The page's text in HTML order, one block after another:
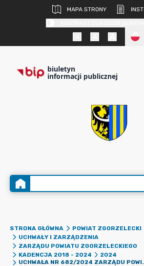
MAPA STRONY
biuletyn
informacji publicznej
STRONA GŁÓWNA
POWIAT ZGORZELECKI
UCHWAŁY I ZARZĄDZENIA
ZARZĄDU POWIATU ZGORZELECKIEGO
KADENCJA 2018 - 2024
2024
UCHWAŁA NR 682/2024 ZARZĄDU POWIATU